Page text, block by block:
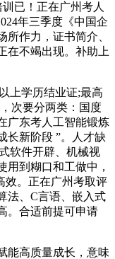
已！正在广州考人
年三季度《中国企
作力，证书简介、
在不竭出现。补助上
上学历结业证;最高
次要分两类：国度
广东考人工智能锻炼
长新阶段 ”。人才缺
软件开辟、机械视
用到糊口和工做中，
效。正在广州考取评
法、C言语、嵌入式
。合适前提可申请
高质量成长，意味